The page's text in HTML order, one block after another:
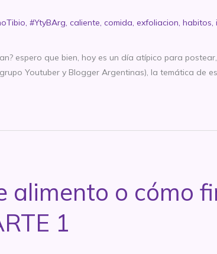
, #YtyBArg, caliente, comida, exfoliacion, habitos,
espero que bien, hoy es un día atípico para
Youtuber y Blogger Argentinas), la temática de
alimento o cómo
1